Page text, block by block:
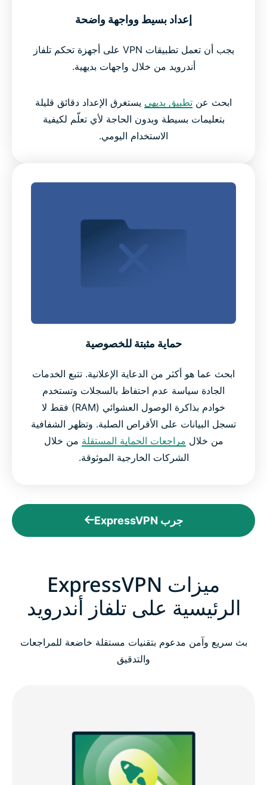
إعداد بسيط وواجهة واضحة
يجب أن تعمل تطبيقات VPN على أجهزة تحكم تلفاز
أندرويد من خلال واجهات بديهية.
ابحث عن تطبيق بديهي يستغرق الإعداد دقائق قليلة
بتعليمات بسيطة وبدون الحاجة لأي تعلّم لكيفية
الاستخدام اليومي.
حماية مثبتة للخصوصية
ابحث عما هو أكثر من الدعاية الإعلانية. تتبع الخدمات
الجادة سياسة عدم احتفاظ بالسجلات وتستخدم
خوادم بذاكرة الوصول العشوائي (RAM) فقط لا
تسجل البيانات على الأقراص الصلبة. وتظهر الشفافية
من خلال مراجعات الحماية المستقلة من خلال
الشركات الخارجية الموثوقة.
جرب ExpressVPN
ميزات ExpressVPN
الرئيسية على تلفاز أندرويد
بث سريع وآمن مدعوم بتقنيات مستقلة خاضعة للمراجعات
والتدقيق